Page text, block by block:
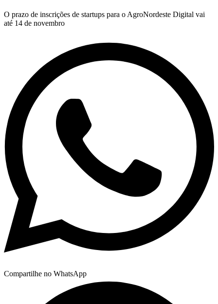
O prazo de inscrições de startups para o AgroNordeste Digital vai
até 14 de novembro
Compartilhe no WhatsApp